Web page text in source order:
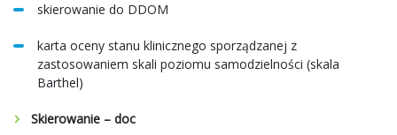
skierowanie do DDOM
karta oceny stanu klinicznego sporządzanej z
zastosowaniem skali poziomu samodzielności (skala
Barthel)
Skierowanie – doc